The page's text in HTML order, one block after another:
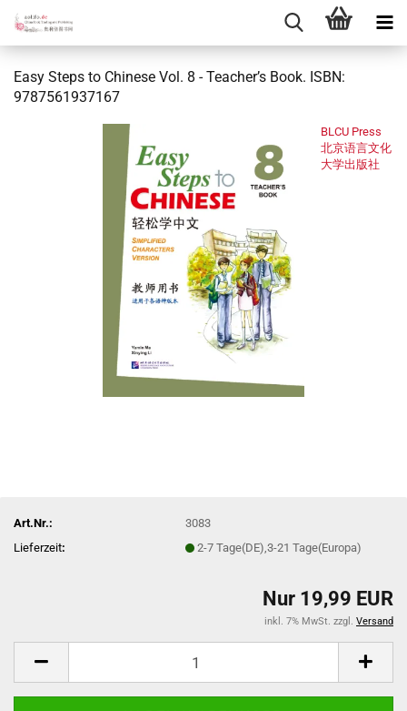
Easy Steps to Chinese Vol. 8 - Teacher’s Book. ISBN:
9787561937167
BLCU Press
北京语言文化
大学出版社
Art.Nr.:
3083
Lieferzeit: 2-7 Tage(DE),3-21 Tage(Europa)
Nur 19,99 EUR
inkl. 7% MwSt. zzgl. Versand